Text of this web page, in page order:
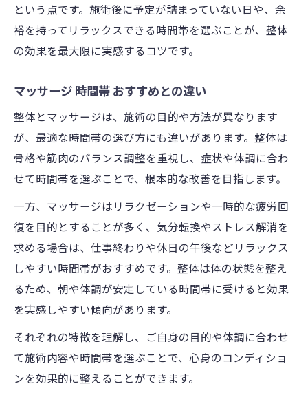
という点です。施術後に予定が詰まっていない日や、余
裕を持ってリラックスできる時間帯を選ぶことが、整体
の効果を最大限に実感するコツです。
マッサージ 時間帯 おすすめとの違い
整体とマッサージは、施術の目的や方法が異なります
が、最適な時間帯の選び方にも違いがあります。整体は
骨格や筋肉のバランス調整を重視し、症状や体調に合わ
せて時間帯を選ぶことで、根本的な改善を目指します。
一方、マッサージはリラクゼーションや一時的な疲労回
復を目的とすることが多く、気分転換やストレス解消を
求める場合は、仕事終わりや休日の午後などリラックス
しやすい時間帯がおすすめです。整体は体の状態を整え
るため、朝や体調が安定している時間帯に受けると効果
を実感しやすい傾向があります。
それぞれの特徴を理解し、ご自身の目的や体調に合わせ
て施術内容や時間帯を選ぶことで、心身のコンディショ
ンを効果的に整えることができます。